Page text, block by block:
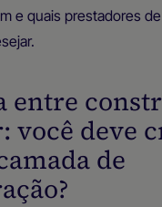
e quais prestadores
entre
você deve
de